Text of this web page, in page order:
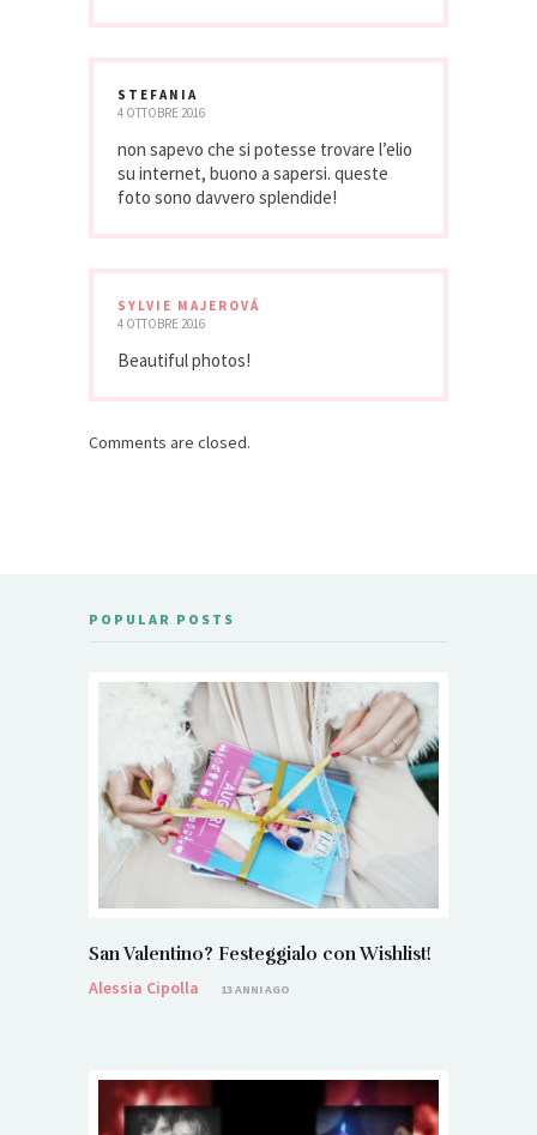
STEFANIA
4 OTTOBRE 2016
non sapevo che si potesse trovare l’elio
su internet, buono a sapersi. queste
foto sono davvero splendide!
SYLVIE MAJEROVÁ
4 OTTOBRE 2016
Beautiful photos!
Comments are closed.
POPULAR POSTS
San Valentino? Festeggialo con Wishlist!
Alessia Cipolla
13 ANNI AGO